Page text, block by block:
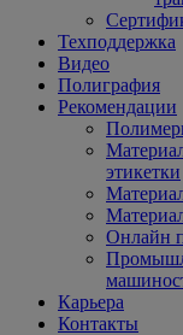
Техподдержка
Видео
Полиграфия
Рекомендации
этикетки
Онлайн
Карьера
Контакты